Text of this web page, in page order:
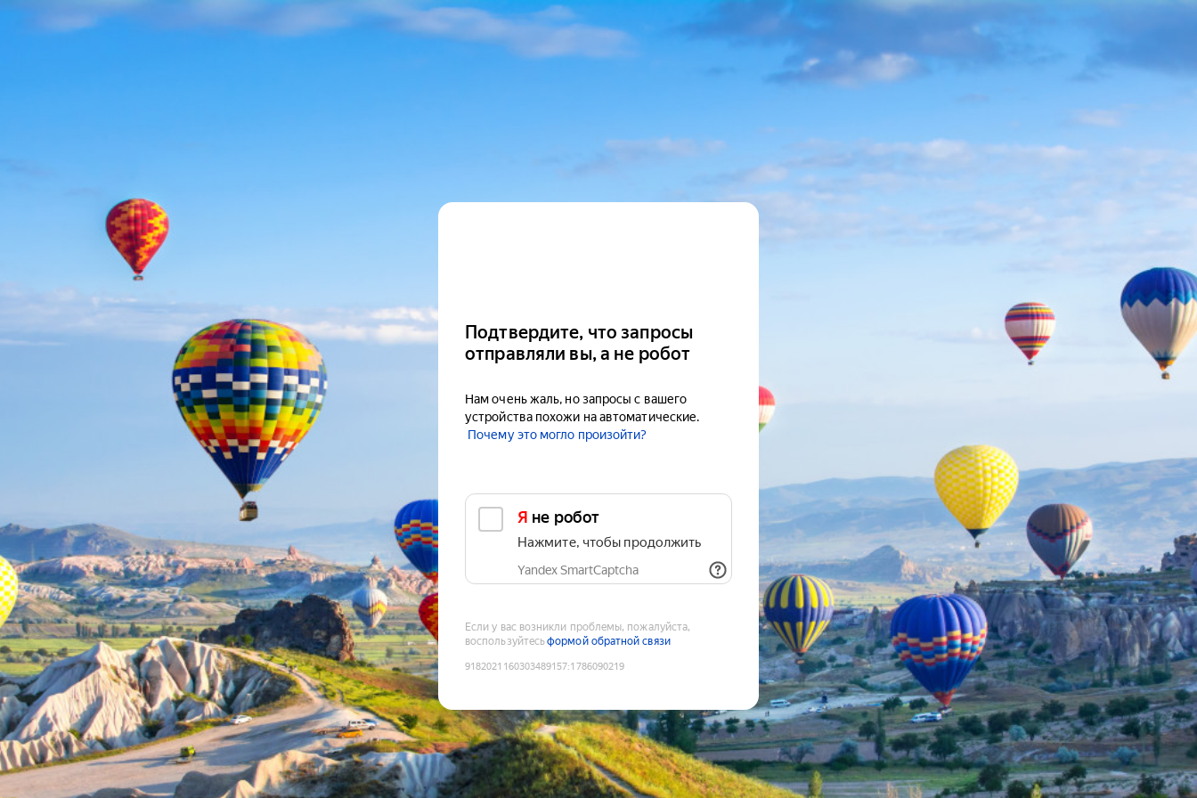
Подтвердите, что запросы
отправляли вы, а не робот
Нам очень жаль, но запросы с вашего
устройства похожи на автоматические.
Почему это могло произойти?
Я не робот
Нажмите, чтобы продолжить
Yandex SmartCaptcha
Если у вас возникли проблемы, пожалуйста,
воспользуйтесьформой обратной связи
9182021160303489157:1786090219